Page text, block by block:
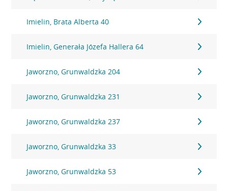
Imielin, Brata Alberta 40
Imielin, Generała Józefa Hallera 64
Jaworzno, Grunwaldzka 204
Jaworzno, Grunwaldzka 231
Jaworzno, Grunwaldzka 237
Jaworzno, Grunwaldzka 33
Jaworzno, Grunwaldzka 53